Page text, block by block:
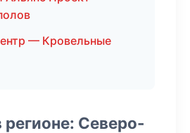
— Кровельные
Северо-